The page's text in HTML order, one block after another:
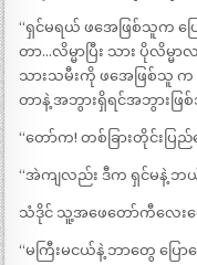
“ရှင်မရယ် ဖအေဖြစ်သူက ပ
တာ…လိမ္မာပြီး သား ပိုလိ
သားသမီးကို ဖအေဖြစ်သူ က
တာနဲ့ အဘွားရှိရင်အဘွားဖ
“တော်က! တစ်ခြားတိုင်းပြည်
“အဲကျလည်း ဒီက ရှင်မနဲ့ ဘ
သံဒိုင် သူ့အဖေတော်ကီလေး
“မကြီးမငယ်နဲ့ ဘာတွေ ပြေ